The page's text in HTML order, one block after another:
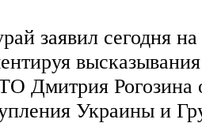
заявил сегодня
высказывания
Дмитрия Рогозина
Украины и